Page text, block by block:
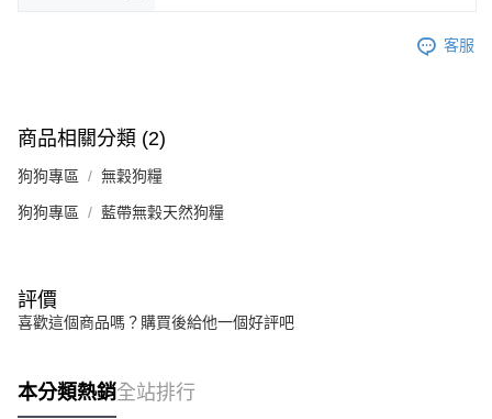
客服
商品相關分類 (2)
狗狗專區 無穀狗糧
狗狗專區 藍帶無穀天然狗糧
評價
喜歡這個商品嗎？購買後給他一個好評吧
本分類熱銷全站排行